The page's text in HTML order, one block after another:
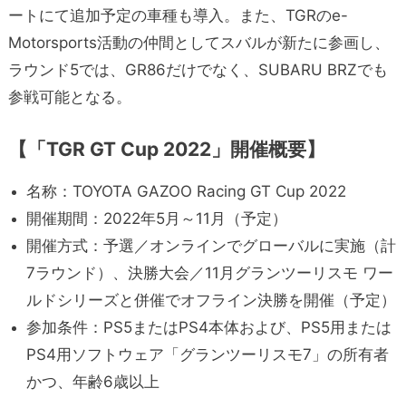
ートにて追加予定の車種も導入。また、TGRのe-
Motorsports活動の仲間としてスバルが新たに参画し、
ラウンド5では、GR86だけでなく、SUBARU BRZでも
参戦可能となる。
【「TGR GT Cup 2022」開催概要】
名称：TOYOTA GAZOO Racing GT Cup 2022
開催期間：2022年5月～11月（予定）
開催方式： 予選／オンラインでグローバルに実施（計
7ラウンド）、 決勝大会／11月グランツーリスモ ワー
ルドシリーズと併催でオフライン決勝を開催（予定）
参加条件：PS5またはPS4本体および、PS5用または
PS4用ソフトウェア「グランツーリスモ7」の所有者
かつ、 年齢6歳以上